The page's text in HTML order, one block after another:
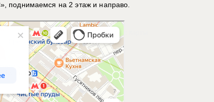
поднимаемся на 2 этаж и направо.
транспортом или пешком – Яндекс Карты